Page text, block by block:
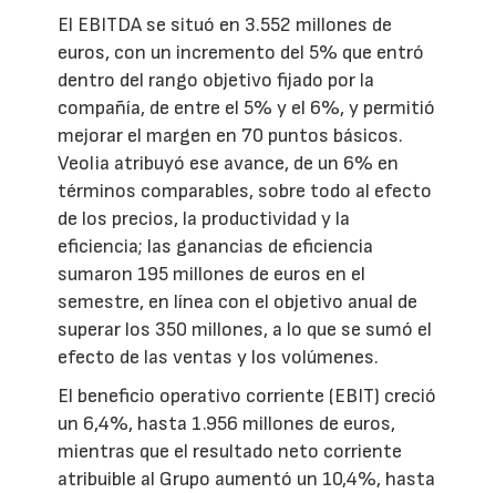
El EBITDA se situó en 3.552 millones de
euros, con un incremento del 5% que entró
dentro del rango objetivo fijado por la
compañía, de entre el 5% y el 6%, y permitió
mejorar el margen en 70 puntos básicos.
Veolia atribuyó ese avance, de un 6% en
términos comparables, sobre todo al efecto
de los precios, la productividad y la
eficiencia; las ganancias de eficiencia
sumaron 195 millones de euros en el
semestre, en línea con el objetivo anual de
superar los 350 millones, a lo que se sumó el
efecto de las ventas y los volúmenes.
El beneficio operativo corriente (EBIT) creció
un 6,4%, hasta 1.956 millones de euros,
mientras que el resultado neto corriente
atribuible al Grupo aumentó un 10,4%, hasta